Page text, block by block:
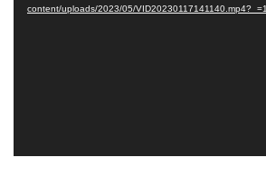
content/uploads/2023/05/VID20230117141140.mp4?_=1